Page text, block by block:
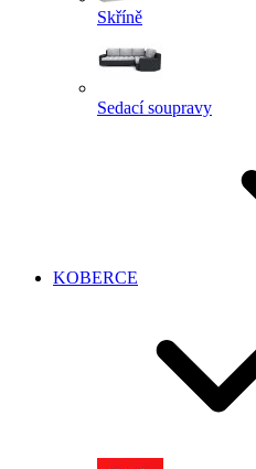
Skříně
Sedací soupravy
KOBERCE